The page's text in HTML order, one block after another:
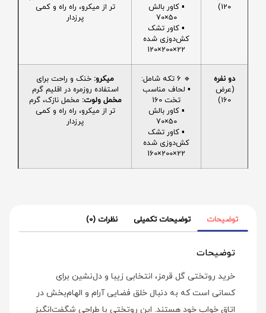
120)
▪️ کاور بالش
50×70
▪️ کاور تشک
کش‌دوزی شده
22×200×120
تر از میکرو، راه راه و کمی
پرزدار
دو نفره
(عرض
160)
🔹 6 تکه شامل:
▪️ لحاف مناسب
تخت 160
▪️ کاور بالش
50×70
▪️ کاور تشک
کش‌دوزی شده
22×200×160
میکرو: خنک و راحت برای
استفاده روزمره در اقلیم گرم
مخمل ولوت: مخمل نازک، گرم
تر از میکرو، راه راه و کمی
پرزدار
توضیحات توضیحات تکمیلی نظرات (0)
توضیحات
خرید روتختی گل قرمز، انتخابی زیبا و دل‌نشین برای
کسانی است که به دنبال خلق فضایی آرام و الهام‌بخش در
اتاق خواب خود هستند. این روتختی با طراحی شگفت‌انگیز